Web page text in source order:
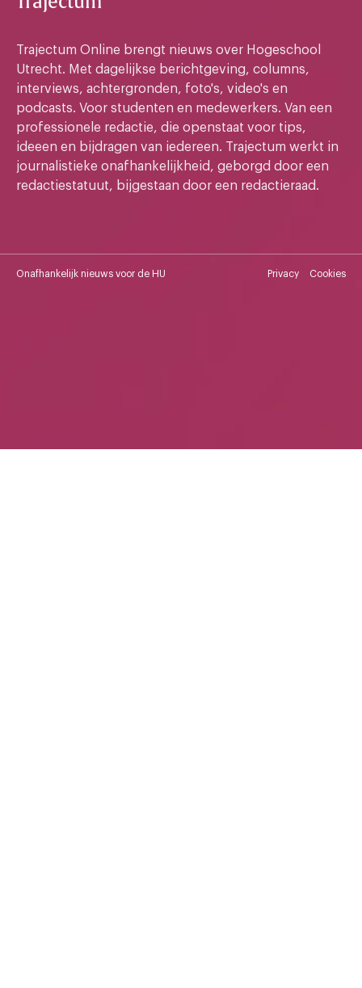
Trajectum Online brengt nieuws over Hogeschool
Utrecht. Met dagelijkse berichtgeving, columns,
interviews, achtergronden, foto's, video's en
podcasts. Voor studenten en medewerkers. Van een
professionele redactie, die openstaat voor tips,
ideeen en bijdragen van iedereen. Trajectum werkt in
journalistieke onafhankelijkheid, geborgd door een
redactiestatuut, bijgestaan door een redactieraad.
Onafhankelijk nieuws voor de HU Privacy Cookies